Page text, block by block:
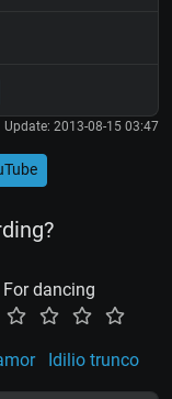
Update: 2013-08-15 03:47
For dancing
Idilio trunco